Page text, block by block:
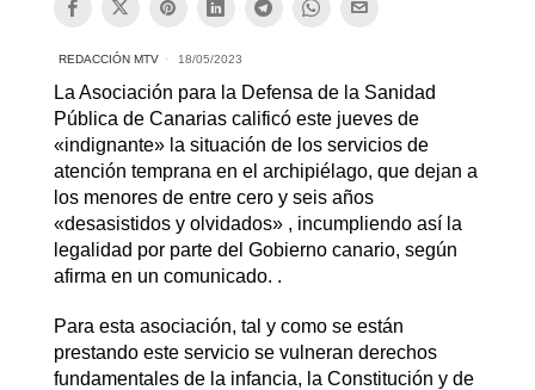
REDACCIÓN MTV 18/05/2023
La Asociación para la Defensa de la Sanidad
Pública de Canarias calificó este jueves de
«indignante» la situación de los servicios de
atención temprana en el archipiélago, que dejan a
los menores de entre cero y seis años
«desasistidos y olvidados» , incumpliendo así la
legalidad por parte del Gobierno canario, según
afirma en un comunicado. .
Para esta asociación, tal y como se están
prestando este servicio se vulneran derechos
fundamentales de la infancia, la Constitución y de